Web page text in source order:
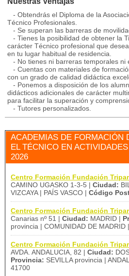
- Obtendrás el Diploma de la
Técnico Profesionales.
- Se superan las barreras de
- Tienes la posibilidad de obtener la
carácter Técnico profesional que
en tu lugar habitual de residencia.
- No tienes ni barreras temporales ni
- Cuentas con materiales de
con un grado de calidad didáctica
- Ponemos a disposición de los
didácticos adicionales de carácter
para facilitar la superación y
- Tutores personalizados.
ACADEMIAS DE FORMACIÓN
EL TÉCNICO EN
2026
Centro Formación Fundación
CAMINO UGASKO 1-3-5 | Ciudad:
VIZCAYA | PAÍS VASCO | Código
Centro Formación Fundación
Canarias nº 51 | Ciudad: MADRID |
provincia | COMUNIDAD DE MADRID |
Centro Formación Fundación
AVDA. ANDALUCIA, 82 | Ciudad:
Provincia: SEVILLA provincia |
41700